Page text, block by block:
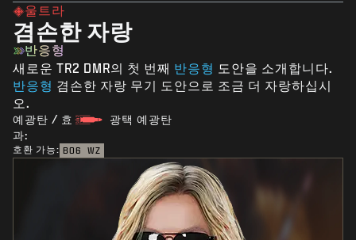
울트라
겸손한 자랑
반응형
새로운 TR2 DMR의 첫 번째 반응형 도안을 소개합니다.
반응형 겸손한 자랑 무기 도안으로 조금 더 자랑하십시
오.
예광탄 / 효
과:
광택 예광탄
호환 가능: BO6 WZ